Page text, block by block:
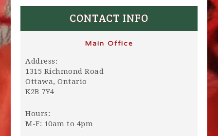
CONTACT INFO
Main Office
Address:
1315 Richmond Road
Ottawa, Ontario
K2B 7Y4
Hours:
M-F: 10am to 4pm